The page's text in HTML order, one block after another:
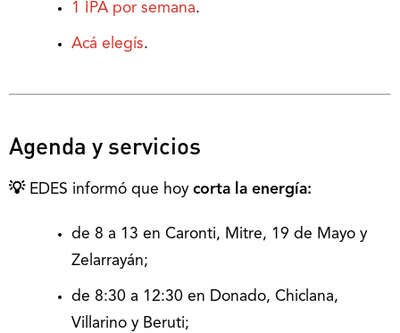
1 IPA por semana.
Acá elegís.
Agenda y servicios
💡EDES informó que hoy corta la energía:
de 8 a 13 en Caronti, Mitre, 19 de Mayo y
Zelarrayán;
de 8:30 a 12:30 en Donado, Chiclana,
Villarino y Beruti;